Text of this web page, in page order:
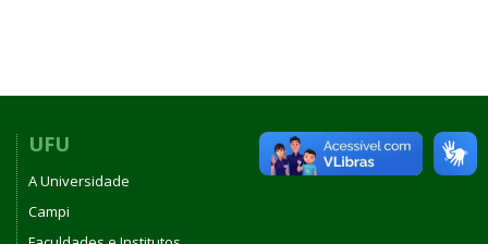
UFU
A Universidade
Campi